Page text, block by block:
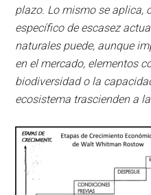
plazo. Lo mismo se aplica,
específico de escasez
naturales puede, aunque
en el mercado, elementos
biodiversidad o la
ecosistema trascienden a